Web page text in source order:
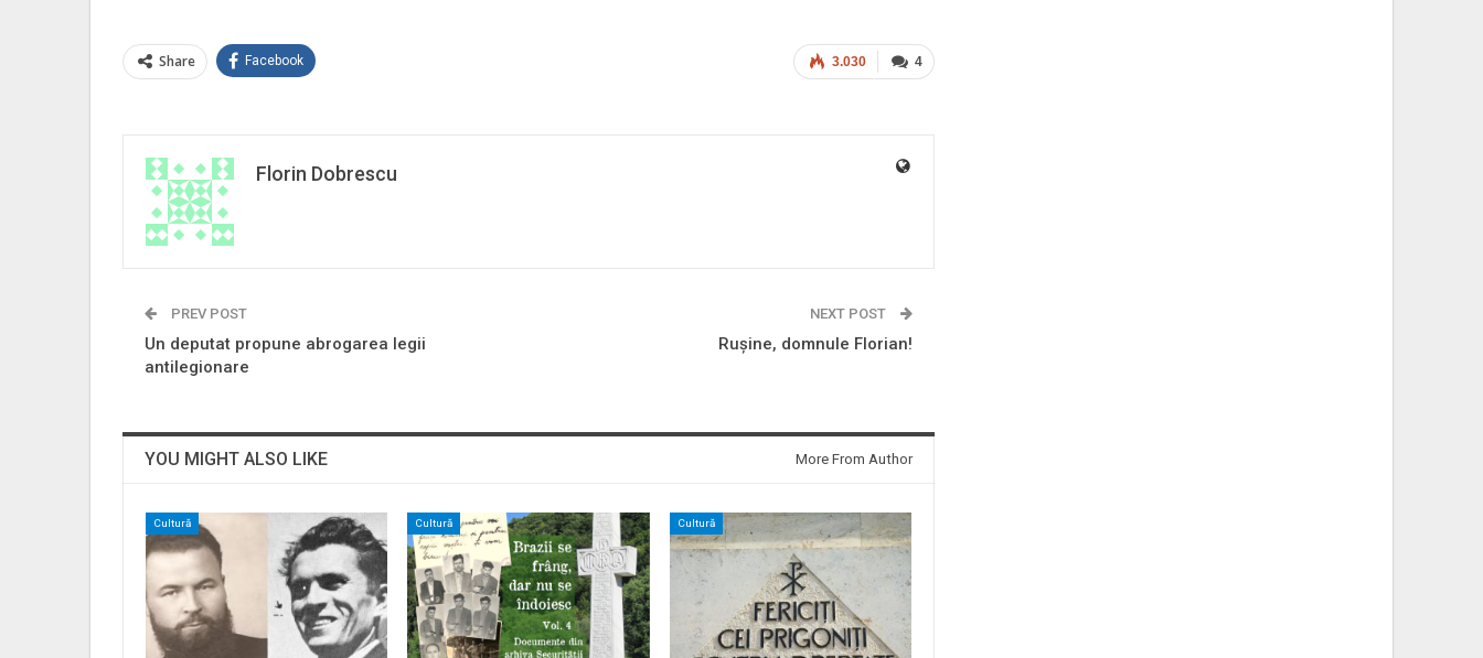
4
3.030
Share Facebook
Florin Dobrescu
PREV POST
Un deputat propune abrogarea legii
antilegionare
NEXT POST
Ruşine, domnule Florian!
YOU MIGHT ALSO LIKE More From Author
Cultură Cultură Cultură